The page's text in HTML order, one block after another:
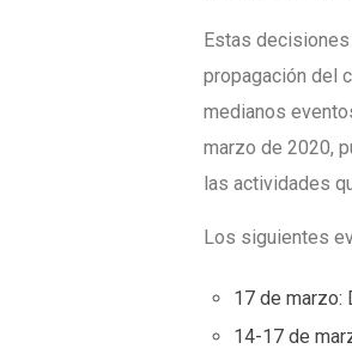
Estas
propagación del
medianos
marzo de 2020,
las actividades
Los siguientes
17 de marzo:
14-17 de